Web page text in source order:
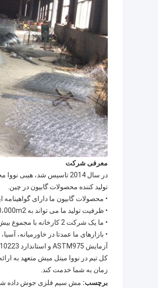
معرفی شرکت
در سال 2014 تاسیس شد، هیبی نووا محصولات سیم فلزی میش شرکت، لمیتد شده است یک حرفه ای
تولید کننده محصولات گابیون در چین.
• محصولات گابیون ما دارای گواهینامه
• ظرفیت تولید ما می تواند به 30،000m2 / روز برسد.
• ما یک شرکت 2 کارخانه با مجموع بیش از 30 دستگاه بافتن هستیم.
آزمایش ASTM975 و استاندارد EN 10223 گذراندند.
کل تیم در نووا میتل میش متعهد به
زمان به شما خدمت کند.
برچسب: مش سیم فلزی جوش داده